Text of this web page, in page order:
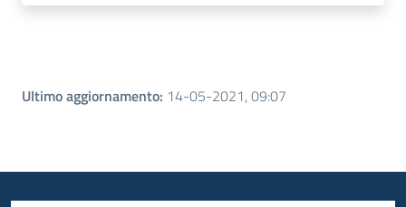
Ultimo aggiornamento: 14-05-2021, 09:07